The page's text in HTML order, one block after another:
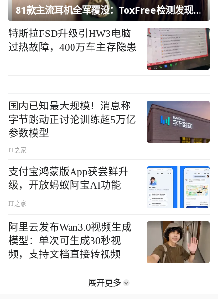
81款主流耳机全军覆没：ToxFree检测发现均含对人体有害化学物质
特斯拉FSD升级引HW3电脑
过热故障，400万车主存隐患
国内已知最大规模！消息称
字节跳动正讨论训练超5万亿
参数模型
IT之家
支付宝鸿蒙版App获尝鲜升
级，开放蚂蚁阿宝AI功能
IT之家
阿里云发布Wan3.0视频生成
模型：单次可生成30秒视
频，支持文档直接转视频
展开更多